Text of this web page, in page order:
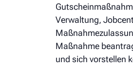
Verwaltung,
Maßnahme
und sich vorstellen